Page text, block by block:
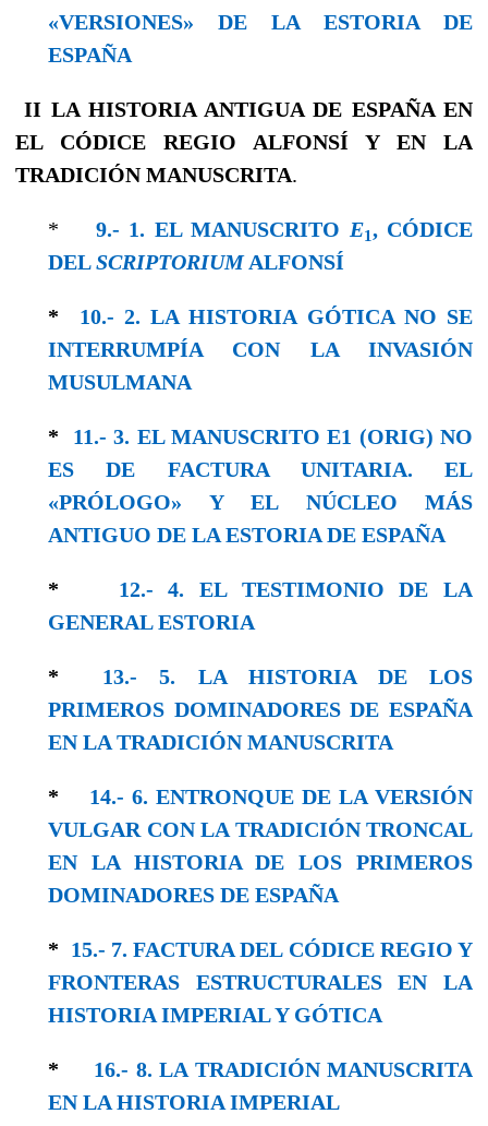
«VERSIONES» DE LA ESTORIA DE
ESPAÑA
II LA HISTORIA ANTIGUA DE ESPAÑAEN
EL CÓDICE REGIO ALFONSÍ Y EN LA
TRADICIÓN MANUSCRITA.
* 9.- 1. EL MANUSCRITO E1, CÓDICE
DELSCRIPTORIUMALFONSÍ
* 10.- 2. LA HISTORIA GÓTICA NO SE
INTERRUMPÍA CON LA INVASIÓN
MUSULMANA
* 11.- 3. EL MANUSCRITO E1 (ORIG) NO
ES DE FACTURA UNITARIA. EL
«PRÓLOGO» Y EL NÚCLEO MÁS
ANTIGUO DE LA ESTORIA DE ESPAÑA
* 12.- 4. EL TESTIMONIO DE LA
GENERAL ESTORIA
* 13.- 5. LA HISTORIA DE LOS
PRIMEROS DOMINADORES DE ESPAÑA
EN LA TRADICIÓN MANUSCRITA
* 14.- 6. ENTRONQUE DE LA VERSIÓN
VULGAR CON LA TRADICIÓN TRONCAL
EN LA HISTORIA DE LOS PRIMEROS
DOMINADORES DE ESPAÑA
* 15.- 7. FACTURA DEL CÓDICE REGIO Y
FRONTERAS ESTRUCTURALES EN LA
HISTORIA IMPERIAL Y GÓTICA
* 16.- 8. LA TRADICIÓN MANUSCRITA
EN LA HISTORIA IMPERIAL